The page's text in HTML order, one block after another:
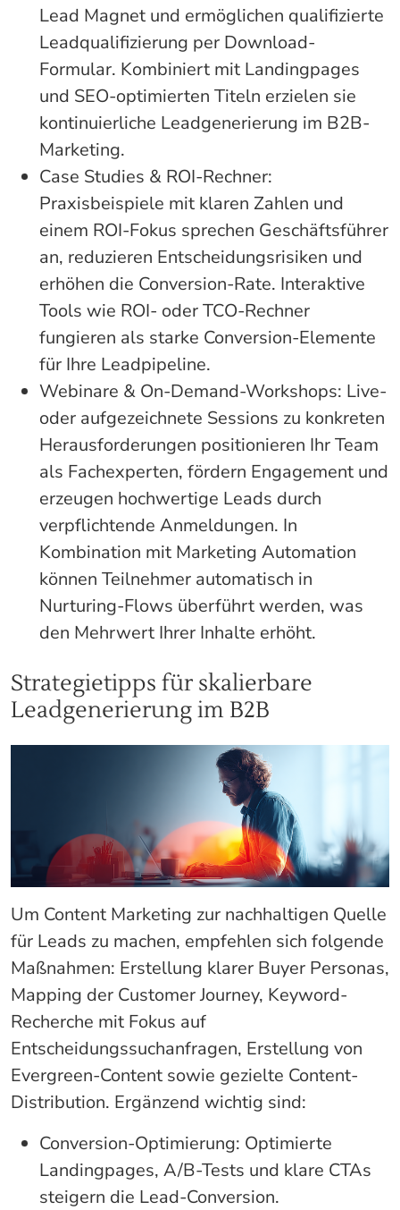
Lead Magnet und ermöglichen qualifizierte
Leadqualifizierung per Download-
Formular. Kombiniert mit Landingpages
und SEO-optimierten Titeln erzielen sie
kontinuierliche Leadgenerierung im B2B-
Marketing.
Case Studies & ROI-Rechner:
Praxisbeispiele mit klaren Zahlen und
einem ROI-Fokus sprechen Geschäftsführer
an, reduzieren Entscheidungsrisiken und
erhöhen die Conversion-Rate. Interaktive
Tools wie ROI- oder TCO-Rechner
fungieren als starke Conversion-Elemente
für Ihre Leadpipeline.
Webinare & On-Demand-Workshops: Live-
oder aufgezeichnete Sessions zu konkreten
Herausforderungen positionieren Ihr Team
als Fachexperten, fördern Engagement und
erzeugen hochwertige Leads durch
verpflichtende Anmeldungen. In
Kombination mit Marketing Automation
können Teilnehmer automatisch in
Nurturing-Flows überführt werden, was
den Mehrwert Ihrer Inhalte erhöht.
Strategietipps für skalierbare
Leadgenerierung im B2B
Um Content Marketing zur nachhaltigen Quelle
für Leads zu machen, empfehlen sich folgende
Maßnahmen: Erstellung klarer Buyer Personas,
Mapping der Customer Journey, Keyword-
Recherche mit Fokus auf
Entscheidungssuchanfragen, Erstellung von
Evergreen-Content sowie gezielte Content-
Distribution. Ergänzend wichtig sind:
Conversion-Optimierung: Optimierte
Landingpages, A/B-Tests und klare CTAs
steigern die Lead-Conversion.